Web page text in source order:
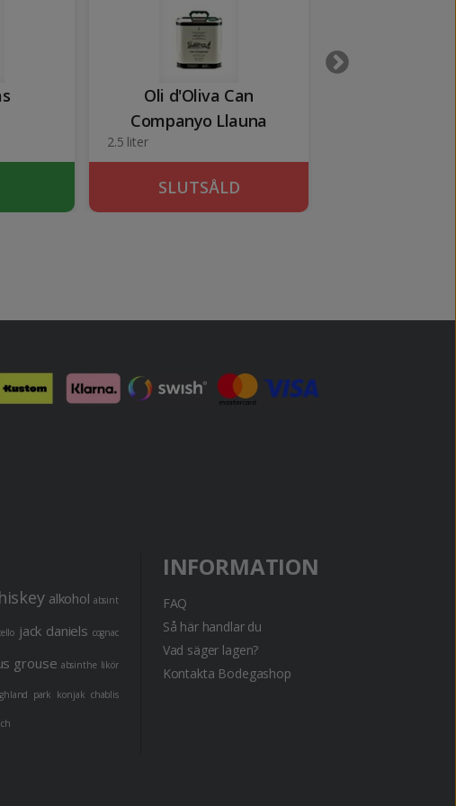
Oli d'Oliva Can
Companyo Llauna
2.5 liter
SLUTSÅLD
alkohol absint
jack daniels cognac
grouse absinthe likör
park konjak chablis
INFORMATION
FAQ
Så här handlar du
Vad säger lagen?
Kontakta Bodegashop